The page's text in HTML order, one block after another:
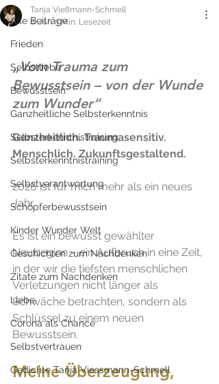
Alle Beiträge
Frieden
Selbstliebe
Bewusstsein
Ganzheitliche Selbsterkenntnis
Selbsterkenntnistraining
Selbsterkenntnistraining
Selbstverantwortung
Schöpferbewusstsein
Kinder Wunder Welt
Geschichten zum Nachdenken
Zitate zum Nachdenken
Liebe
Corona als Chance
Selbstvertrauen
Gedichte Tanja Viessmann-Schmell
Tanja Vießmann-Schmell
6. Jan.3 Min. Lesezeit
„Vom Trauma zum
Bewusstsein – von der Wunde
zum Wunder“
Ganzheitlich. Traumasensitiv.
Menschlich. Zukunftsgestaltend.
2026 ist für mich mehr als ein neues
Jahr.
Es ist ein bewusst gewählter
Neubeginn – ein Aufbruch in eine Zeit,
in der wir die tiefsten menschlichen
Verletzungen nicht länger als
Schwäche betrachten, sondern als
Schlüssel zu einem neuen
Bewusstsein.
Meine Überzeugung,